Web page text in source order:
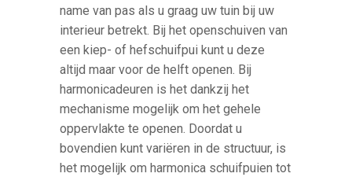
name van pas als u graag uw tuin bij uw
interieur betrekt. Bij het openschuiven van
een kiep- of hefschuifpui kunt u deze
altijd maar voor de helft openen. Bij
harmonicadeuren is het dankzij het
mechanisme mogelijk om het gehele
oppervlakte te openen. Doordat u
bovendien kunt variëren in de structuur, is
het mogelijk om harmonica schuifpuien tot